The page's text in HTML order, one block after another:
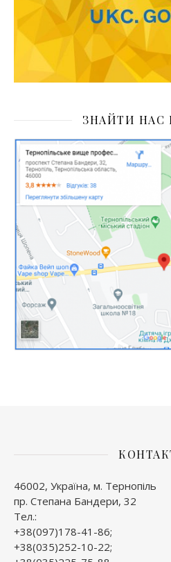
ЗНАЙТИ НАС
46002, Україна, м. Тернопіль
пр. Степана Бандери, 32
Тел.:
+38(097)178-41-86;
+38(035)252-10-22;